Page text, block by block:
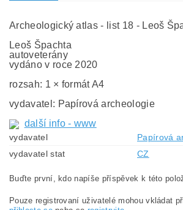
Archeologický atlas - list 18 - Leoš
Leoš Špachta
autoveterány
vydáno v roce 2020
rozsah: 1 × formát A4
vydavatel: Papírová archeologie
další info - www
vydavatel
Papírová
vydavatel stat
CZ
Buďte první, kdo napíše příspěvek k této
Pouze registrovaní uživatelé mohou vkládat